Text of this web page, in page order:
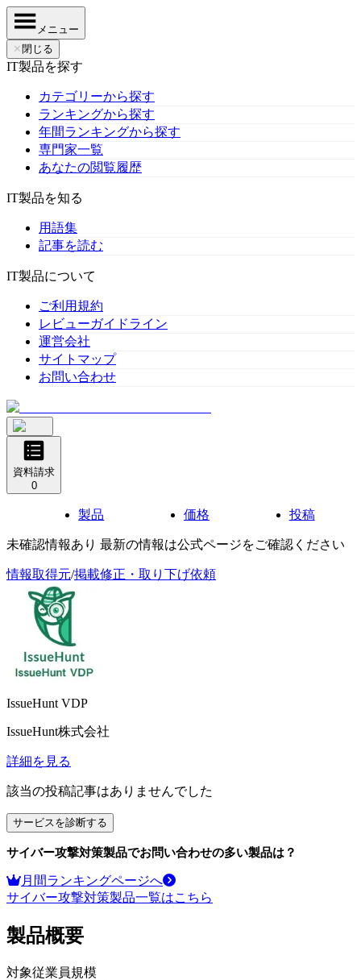
メニュー
✕ 閉じる
IT製品を探す
カテゴリーから探す
ランキングから探す
年間ランキングから探す
専門家一覧
あなたの閲覧履歴
IT製品を知る
用語集
記事を読む
IT製品について
ご利用規約
レビューガイドライン
運営会社
サイトマップ
お問い合わせ
資料請求
0
製品 価格 投稿
未確認情報あり 最新の情報は公式ページをご確認ください
情報取得元/掲載修正・取り下げ依頼
IssueHunt VDP
IssueHunt株式会社
詳細を見る
該当の投稿記事はありませんでした
サービスを診断する
サイバー攻撃対策製品でお問い合わせの多い製品は？
月間ランキングページへ
サイバー攻撃対策製品一覧はこちら
製品概要
対象従業員規模